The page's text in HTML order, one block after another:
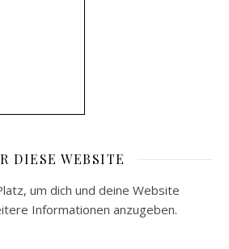
DIESE WEBSITE
um dich und deine Website
Informationen anzugeben.